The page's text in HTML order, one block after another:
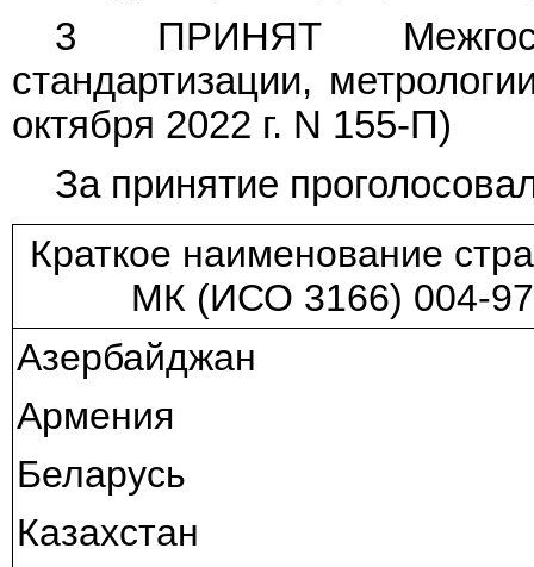
3 ПРИНЯТ
стандартизации,
октября 2022 г. N 155-П)
За принятие
Краткое наименование
МК (ИСО 3166) 004-97
Азербайджан
Армения
Беларусь
Казахстан